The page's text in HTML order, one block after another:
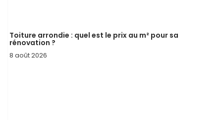
Toiture arrondie : quel est le prix au m² pour sa
rénovation ?
8 août 2026